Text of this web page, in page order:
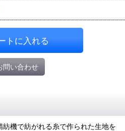
トに入れる
問い合わせ
機で紡がれる糸で作られた生地を